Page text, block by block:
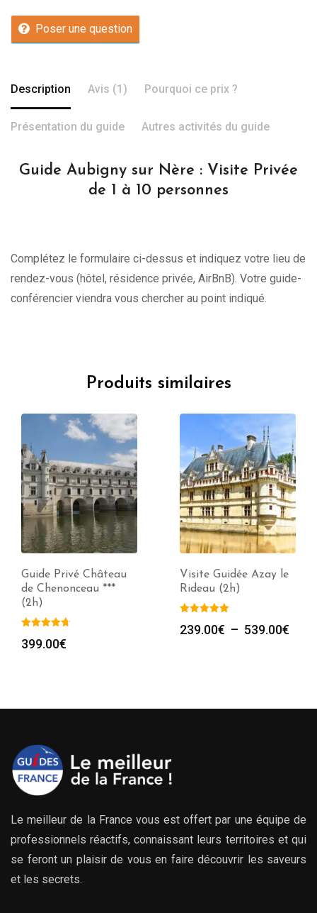
Poser une question
Description Avis (1) Pourquoi ce prix ?
Présentation du guide Autres activités du guide
Guide Aubigny sur Nère : Visite Privée
de 1 à 10 personnes
Complétez le formulaire ci-dessus et indiquez votre lieu de
rendez-vous (hôtel, résidence privée, AirBnB). Votre guide-
conférencier viendra vous chercher au point indiqué.
Produits similaires
Guide Privé Château
de Chenonceau ***
(2h)
399.00€
Visite Guidée Azay le
Rideau (2h)
239.00€ – 539.00€
Le meilleur de la France vous est offert par une équipe de
professionnels réactifs, connaissant leurs territoires et qui
se feront un plaisir de vous en faire découvrir les saveurs
et les secrets.